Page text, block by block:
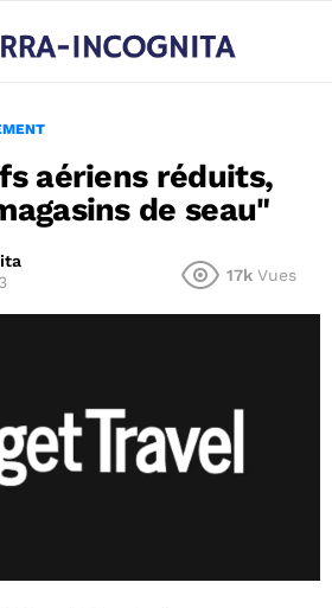
aériens réduits,
de seau"
17k Vues